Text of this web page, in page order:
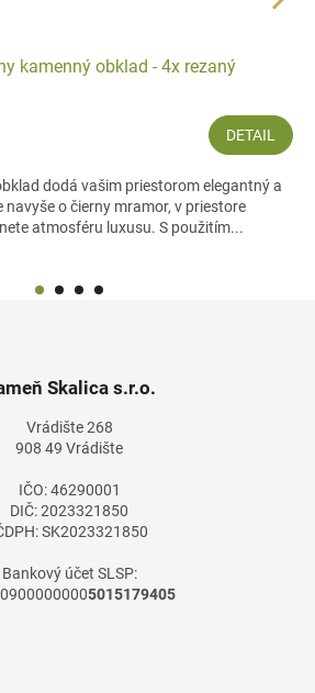
kamenný obklad - 4x rezaný
DETAIL
dodá vašim priestorom elegantný a
navyše o čierny mramor, v priestore
atmosféru luxusu. S použitím...
Skalica s.r.o.
Vrádište 268
908 49 Vrádište
IČO: 46290001
DIČ: 2023321850
SK2023321850
Bankový účet SLSP:
5015179405